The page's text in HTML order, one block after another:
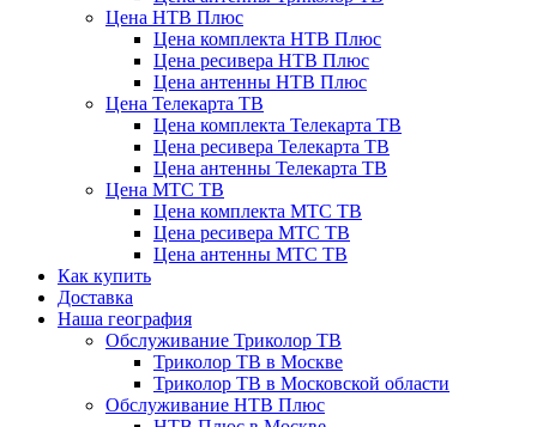
Цена НТВ Плюс
Цена комплекта НТВ Плюс
Цена ресивера НТВ Плюс
Цена антенны НТВ Плюс
Цена Телекарта ТВ
Цена комплекта Телекарта ТВ
Цена ресивера Телекарта ТВ
Цена антенны Телекарта ТВ
Цена МТС ТВ
Цена комплекта МТС ТВ
Цена ресивера МТС ТВ
Цена антенны МТС ТВ
Как купить
Доставка
Наша география
Обслуживание Триколор ТВ
Триколор ТВ в Москве
Триколор ТВ в Московской области
Обслуживание НТВ Плюс